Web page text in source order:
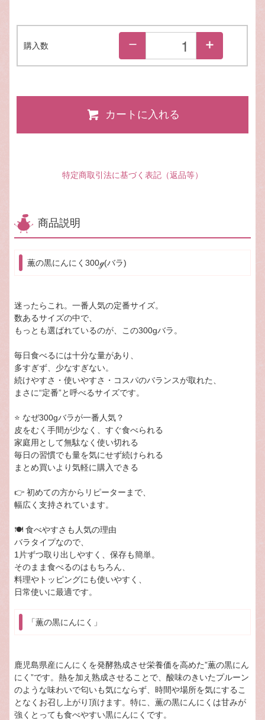
購入数
カートに入れる
特定商取引法に基づく表記（返品等）
商品説明
薫の黒にんにく300ℊ(バラ)
迷ったらこれ。一番人気の定番サイズ。
数あるサイズの中で、
もっとも選ばれているのが、この300gバラ。
毎日食べるには十分な量があり、
多すぎず、少なすぎない。
続けやすさ・使いやすさ・コスパのバランスが取れた、
まさに“定番”と呼べるサイズです。
⭐ なぜ300gバラが一番人気？
皮をむく手間が少なく、すぐ食べられる
家庭用として無駄なく使い切れる
毎日の習慣でも量を気にせず続けられる
まとめ買いより気軽に購入できる
👉 初めての方からリピーターまで、
幅広く支持されています。
🍽 食べやすさも人気の理由
バラタイプなので、
1片ずつ取り出しやすく、保存も簡単。
そのまま食べるのはもちろん、
料理やトッピングにも使いやすく、
日常使いに最適です。
「薫の黒にんにく」
鹿児島県産にんにくを発酵熟成させ栄養価を高めた”薫の黒にん
にく”です。熱を加え熟成させることで、酸味のきいたプルーン
のような味わいで匂いも気にならず、時間や場所を気にするこ
となくお召し上がり頂けます。特に、薫の黒にんにくは甘みが
強くとっても食べやすい黒にんにくです。